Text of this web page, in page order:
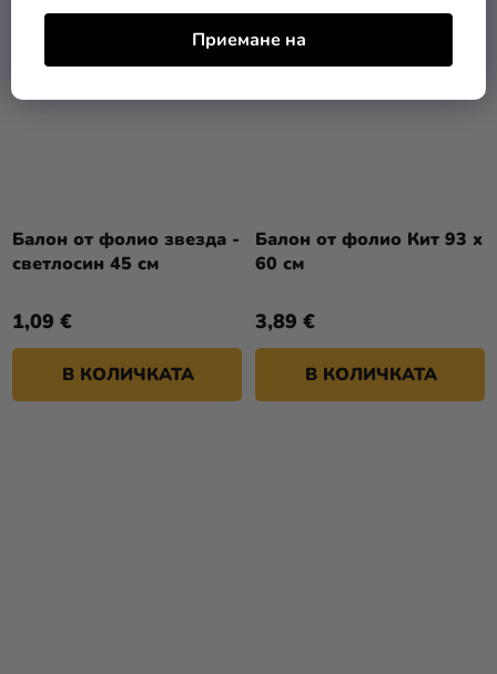
Приемане на
Балон от фолио звезда -
светлосин 45 см
1,09 €
В КОЛИЧКАТА
Балон от фолио Кит 93 x
60 см
3,89 €
В КОЛИЧКАТА